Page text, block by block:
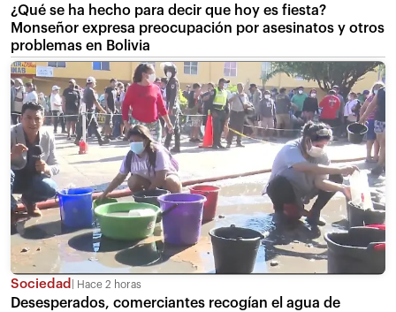
¿Qué se ha hecho para decir que hoy es fiesta?
Monseñor expresa preocupación por asesinatos y otros
problemas en Bolivia
Sociedad Hace 2 horas
Desesperados, comerciantes recogían el agua de